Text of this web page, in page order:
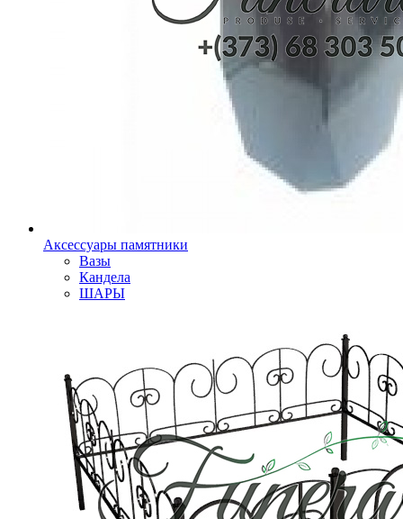
Аксессуары памятники
Вазы
Кандела
ШАРЫ